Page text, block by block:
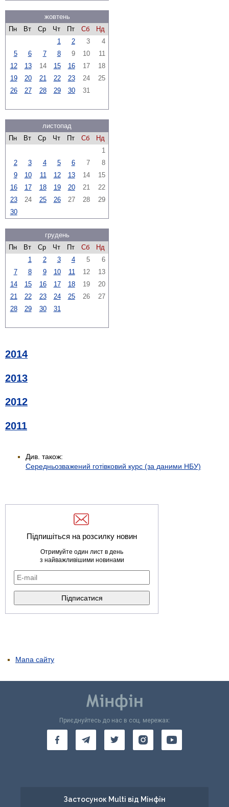
жовтень
Пн
Вт Ср Чт Пт Сб
Нд
1
2 3
4
5
6 7 8 9 10
11
12
13 14 15 16 17
18
19
20 21 22 23 24
25
26
27 28 29 30 31
листопад
Пн
Вт Ср Чт Пт Сб
Нд
1
2
3 4 5 6 7
8
9
10 11 12 13 14
15
16
17 18 19 20 21
22
23
24 25 26 27 28
29
30
грудень
Пн
Вт Ср Чт Пт Сб
Нд
1
2 3 4 5
6
7
8 9 10 11 12
13
14
15 16 17 18 19
20
21
22 23 24 25 26
27
28
29 30 31
2014
2013
2012
2011
Див. також:
Середньозважений готівковий курс (за даними НБУ)
Підпишіться на розсилку новин
Отримуйте один лист в день
з найважливішими новинами
Мапа сайту
Приєднуйтесь до нас в соц. мережах:
Застосунок Multi від Мінфін